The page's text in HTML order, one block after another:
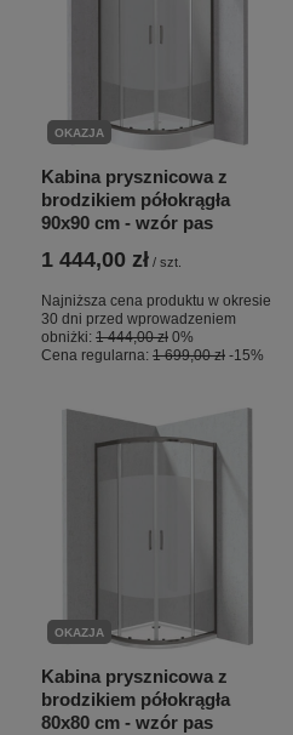
OKAZJA
Kabina prysznicowa z
brodzikiem półokrągła
90x90 cm - wzór pas
1 444,00 zł / szt.
Najniższa cena produktu w okresie
30 dni przed wprowadzeniem
obniżki: 1 444,00 zł 0%
Cena regularna: 1 699,00 zł -15%
OKAZJA
Kabina prysznicowa z
brodzikiem półokrągła
80x80 cm - wzór pas